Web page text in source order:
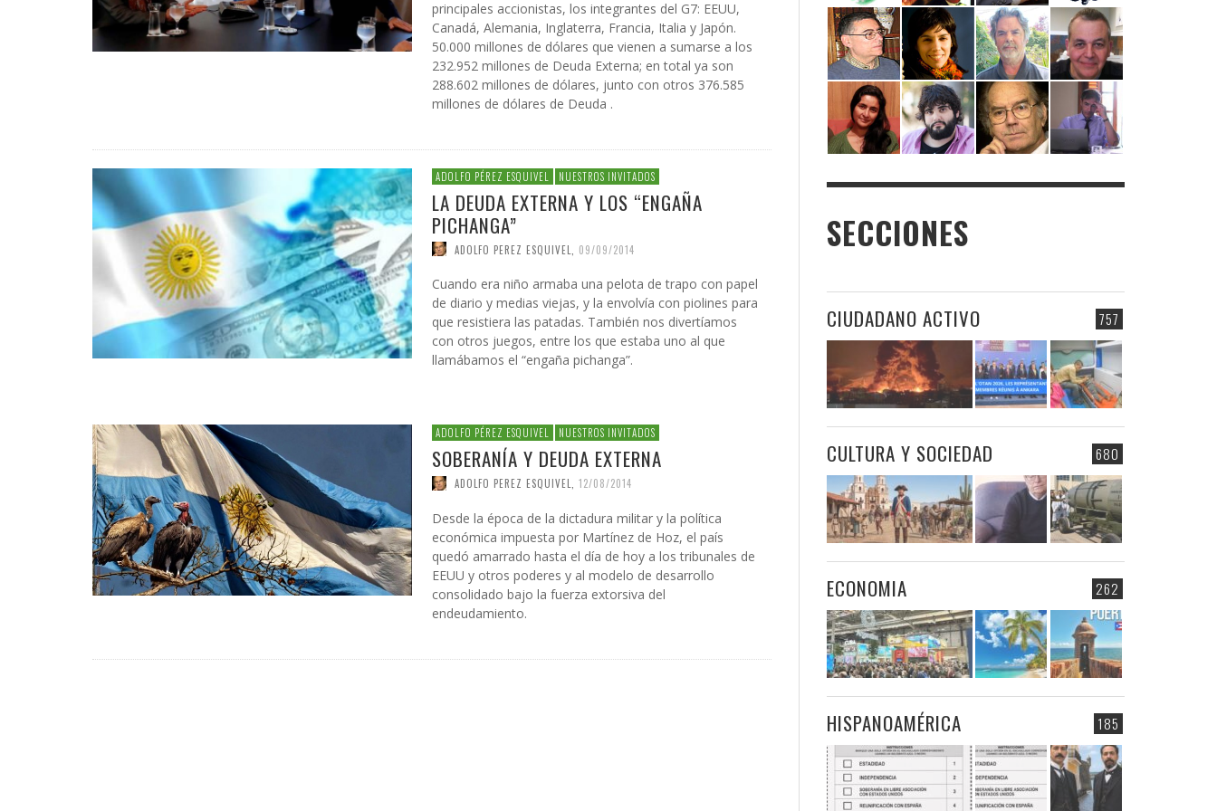
principales accionistas, los integrantes del G7: EEUU,
Canadá, Alemania, Inglaterra, Francia, Italia y Japón.
50.000 millones de dólares que vienen a sumarse a los
232.952 millones de Deuda Externa; en total ya son
288.602 millones de dólares, junto con otros 376.585
millones de dólares de Deuda .
ADOLFO PÉREZ ESQUIVEL NUESTROS INVITADOS
LA DEUDA EXTERNA Y LOS “ENGAÑA
PICHANGA”
ADOLFO PEREZ ESQUIVEL 09/09/2014
Cuando era niño armaba una pelota de trapo con papel
de diario y medias viejas, y la envolvía con piolines para
que resistiera las patadas. También nos divertíamos
con otros juegos, entre los que estaba uno al que
llamábamos el “engaña pichanga”.
ADOLFO PÉREZ ESQUIVEL NUESTROS INVITADOS
SOBERANÍA Y DEUDA EXTERNA
ADOLFO PEREZ ESQUIVEL, 12/08/2014
Desde la época de la dictadura militar y la política
económica impuesta por Martínez de Hoz, el país
quedó amarrado hasta el día de hoy a los tribunales de
EEUU y otros poderes y al modelo de desarrollo
consolidado bajo la fuerza extorsiva del
endeudamiento.
SECCIONES
757
CIUDADANO ACTIVO
680
CULTURA Y SOCIEDAD
262
ECONOMIA
185
HISPANOAMÉRICA